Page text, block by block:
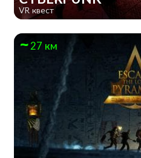
VR квест
27 км